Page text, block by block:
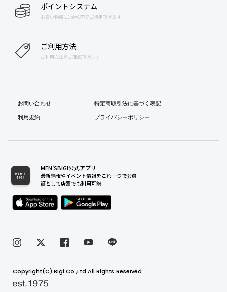
ポイントシステム
お買い物毎に1pt=1円でご利用頂けます
ご利用方法
ご利用方法をご確認頂けます
お問い合わせ
利用規約
特定商取引法に基づく表記
プライバシーポリシー
MEN’SBIGI公式アプリ
最新情報やイベント情報をこれ一つで会員
証として店頭でも利用可能
Copyright(C) Bigi Co.,Ltd.All Rights Reserved.